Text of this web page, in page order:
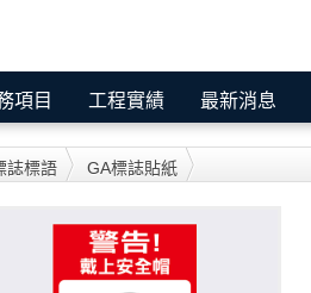
項目 工程實績 最新消息
誌標語 GA標誌貼紙